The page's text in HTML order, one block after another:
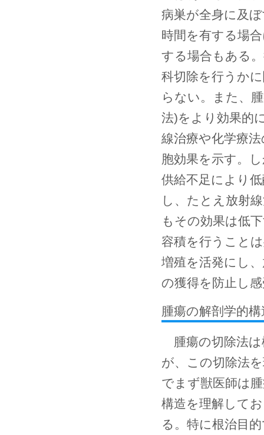
病巣が全身に及
時間を有する場
する場合もある
科切除を行うか
らない。また、
法)をより効果的
線治療や化学療
胞効果を示す。
供給不足により
し、たとえ放射
もその効果は低
容積を行うこと
増殖を活発にし
の獲得を防止し
腫瘍の解剖学的構
腫瘍の切除法は
が、この切除法
でまず獣医師は
構造を理解して
る。特に根治目